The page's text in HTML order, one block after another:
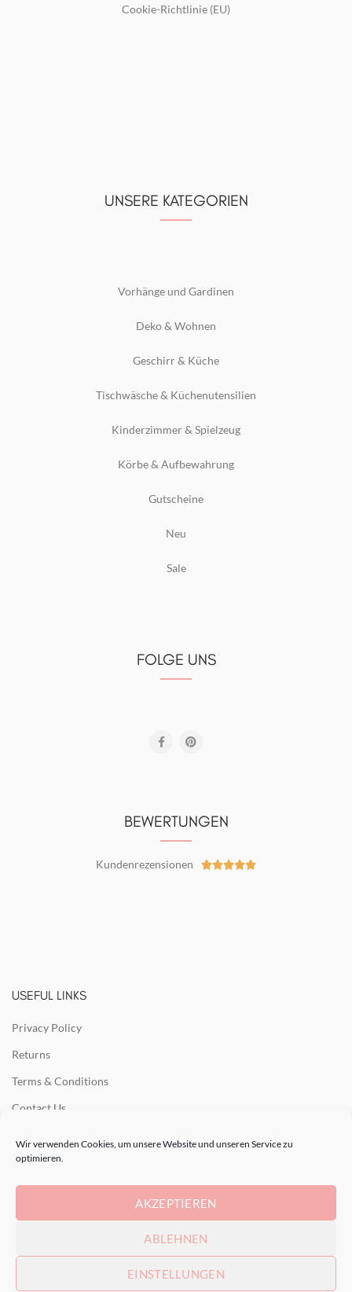
Wir verwenden Cookies, um unsere Website und unseren Service zu
optimieren.
AKZEPTIEREN
ABLEHNEN
EINSTELLUNGEN
Cookie-Richtlinie (EU)
UNSERE KATEGORIEN
Vorhänge und Gardinen
Deko & Wohnen
Geschirr & Küche
Tischwäsche & Küchenutensilien
Kinderzimmer & Spielzeug
Körbe & Aufbewahrung
Gutscheine
Neu
Sale
FOLGE UNS
BEWERTUNGEN
Kundenrezensionen 
USEFUL LINKS
Privacy Policy
Returns
Terms & Conditions
Contact Us
Our Sitemap
RECENT POSTS